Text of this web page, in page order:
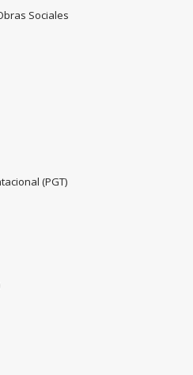
Sociales
(PGT)